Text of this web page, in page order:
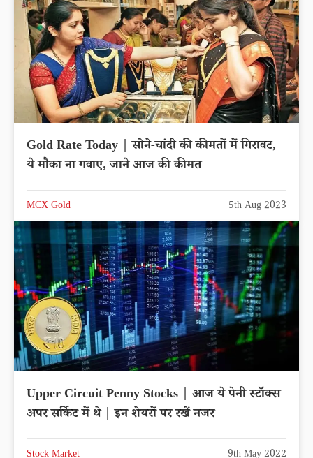
Gold Rate Today | सोने-चांदी की कीमतों में गिरावट,
ये मौका ना गवाए, जाने आज की कीमत
MCX Gold 5th Aug 2023
Upper Circuit Penny Stocks | आज ये पेनी स्टॉक्स
अपर सर्किट में थे | इन शेयरों पर रखें नजर